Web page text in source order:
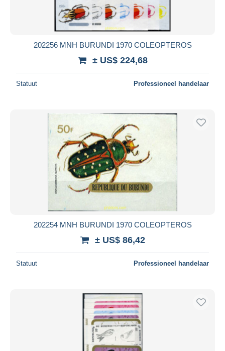
202256 MNH BURUNDI 1970 COLEOPTEROS
± US$ 224,68
Statuut Professioneel handelaar
202254 MNH BURUNDI 1970 COLEOPTEROS
± US$ 86,42
Statuut Professioneel handelaar